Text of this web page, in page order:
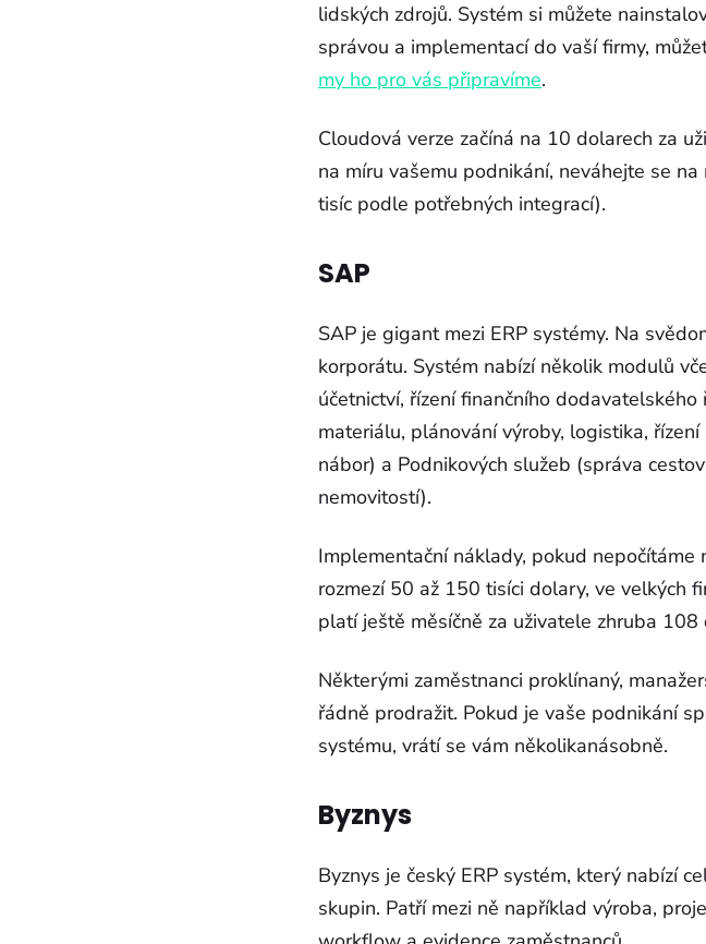
lidských zdrojů. Systém si můžete
správou a implementací do vaší firmy,
my ho pro vás připravíme.
Cloudová verze začíná na 10 dolarech za
na míru vašemu podnikání, neváhejte se
tisíc podle potřebných integrací).
SAP
SAP je gigant mezi ERP systémy. Na
korporátu. Systém nabízí několik modulů
účetnictví, řízení finančního
materiálu, plánování výroby, logistika,
nábor) a Podnikových služeb (správa
nemovitostí).
Implementační náklady, pokud
rozmezí 50 až 150 tisíci dolary, ve velkých
platí ještě měsíčně za uživatele zhruba
Některými zaměstnanci proklínaný,
řádně prodražit. Pokud je vaše podnikání
systému, vrátí se vám několikanásobně.
Byznys
Byznys je český ERP systém, který nabízí
skupin. Patří mezi ně například výroba,